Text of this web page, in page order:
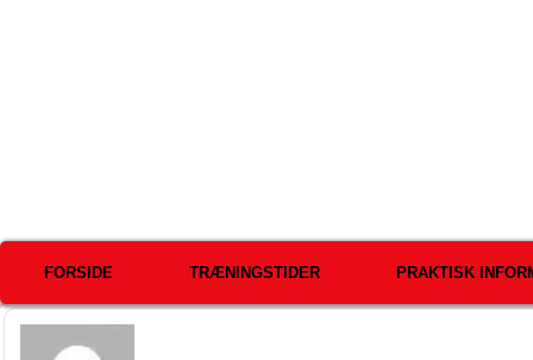
FORSIDE TRÆNINGSTIDER PRAKTISK